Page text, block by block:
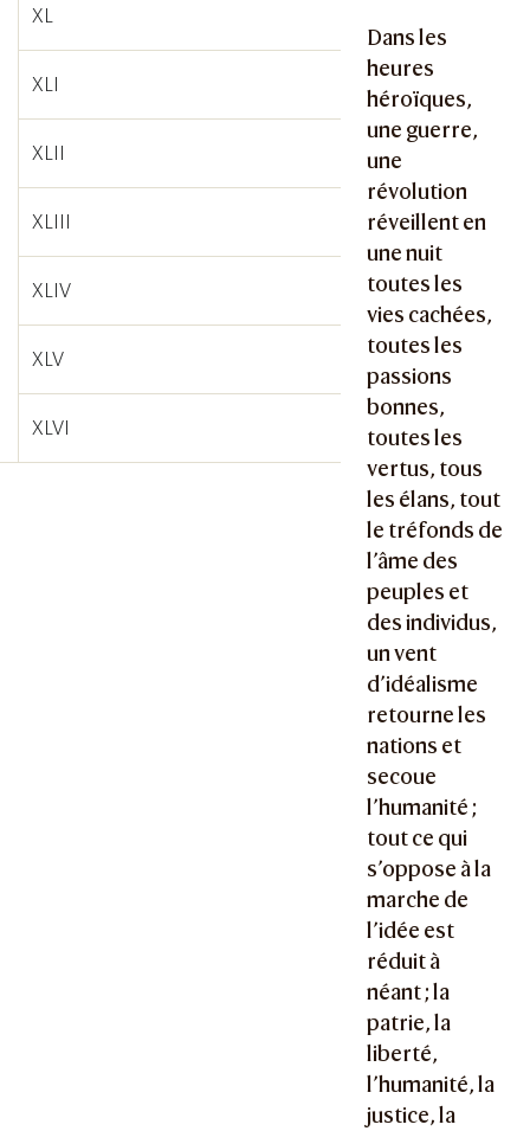
Dans les
heures
héroïques,
une guerre,
une
révolution
réveillent en
une nuit
toutes les
vies cachées,
toutes les
passions
bonnes,
toutes les
vertus, tous
les élans, tout
le tréfonds de
l’âme des
peuples et
des individus,
un vent
d’idéalisme
retourne les
nations et
secoue
l’humanité ;
tout ce qui
s’oppose à la
marche de
l’idée est
réduit à
néant ; la
patrie, la
liberté,
l’humanité, la
justice, la
XL
XLI
XLII
XLIII
XLIV
XLV
XLVI